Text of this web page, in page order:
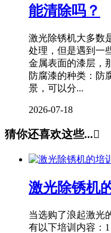
能清除吗？
激光除锈机大多数
处理，但是遇到一
金属表面的漆层，
防腐漆的种类：防
景，可以分...
2026-07-18
猜你还喜欢这些...
激光除锈机
当选购了浪起激光
有以下培训内容：